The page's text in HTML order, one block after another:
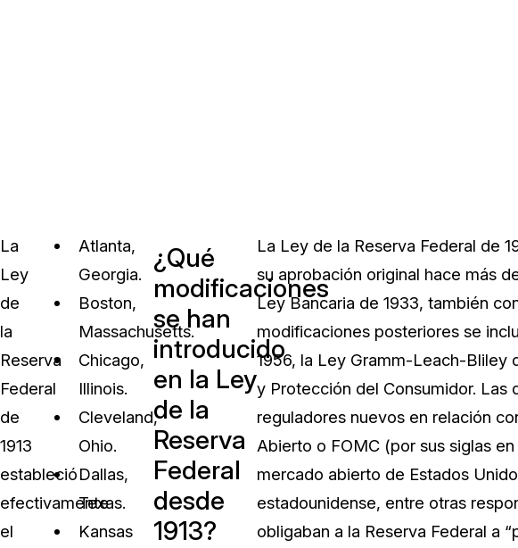
La
Ley
de
la
Reserva
Federal
de
1913
estableció
efectivamente
el
Atlanta,
Georgia.
Boston,
Massachusetts.
Chicago,
Illinois.
Cleveland,
Ohio.
Dallas,
Texas.
Kansas
¿Qué
modificaciones
se han
introducido
en la Ley
de la
Reserva
Federal
desde
1913?
La Ley de la Reserva Federal de
su aprobación original hace más
Ley Bancaria de 1933, también
modificaciones posteriores se
1956, la Ley Gramm-Leach-Bliley
y Protección del Consumidor. Las
reguladores nuevos en relación
Abierto o FOMC (por sus siglas
mercado abierto de Estados
estadounidense, entre otras
obligaban a la Reserva Federal a